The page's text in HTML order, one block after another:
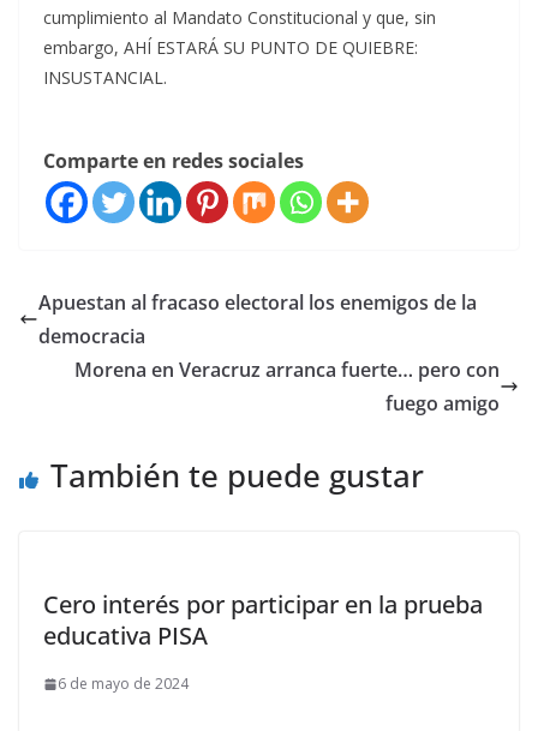
cumplimiento al Mandato Constitucional y que, sin
embargo, AHÍ ESTARÁ SU PUNTO DE QUIEBRE:
INSUSTANCIAL.
Comparte en redes sociales
Apuestan al fracaso electoral los enemigos de la
democracia
Morena en Veracruz arranca fuerte… pero con
fuego amigo
También te puede gustar
Cero interés por participar en la prueba
educativa PISA
6 de mayo de 2024